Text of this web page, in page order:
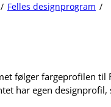
Felles designprogram
følger fargeprofilen til
har egen designprofil,